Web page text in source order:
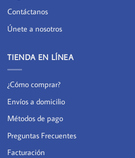
Contáctanos
Únete a nosotros
TIENDA EN LÍNEA
¿Cómo comprar?
Envíos a domicilio
Métodos de pago
Preguntas Frecuentes
Facturación